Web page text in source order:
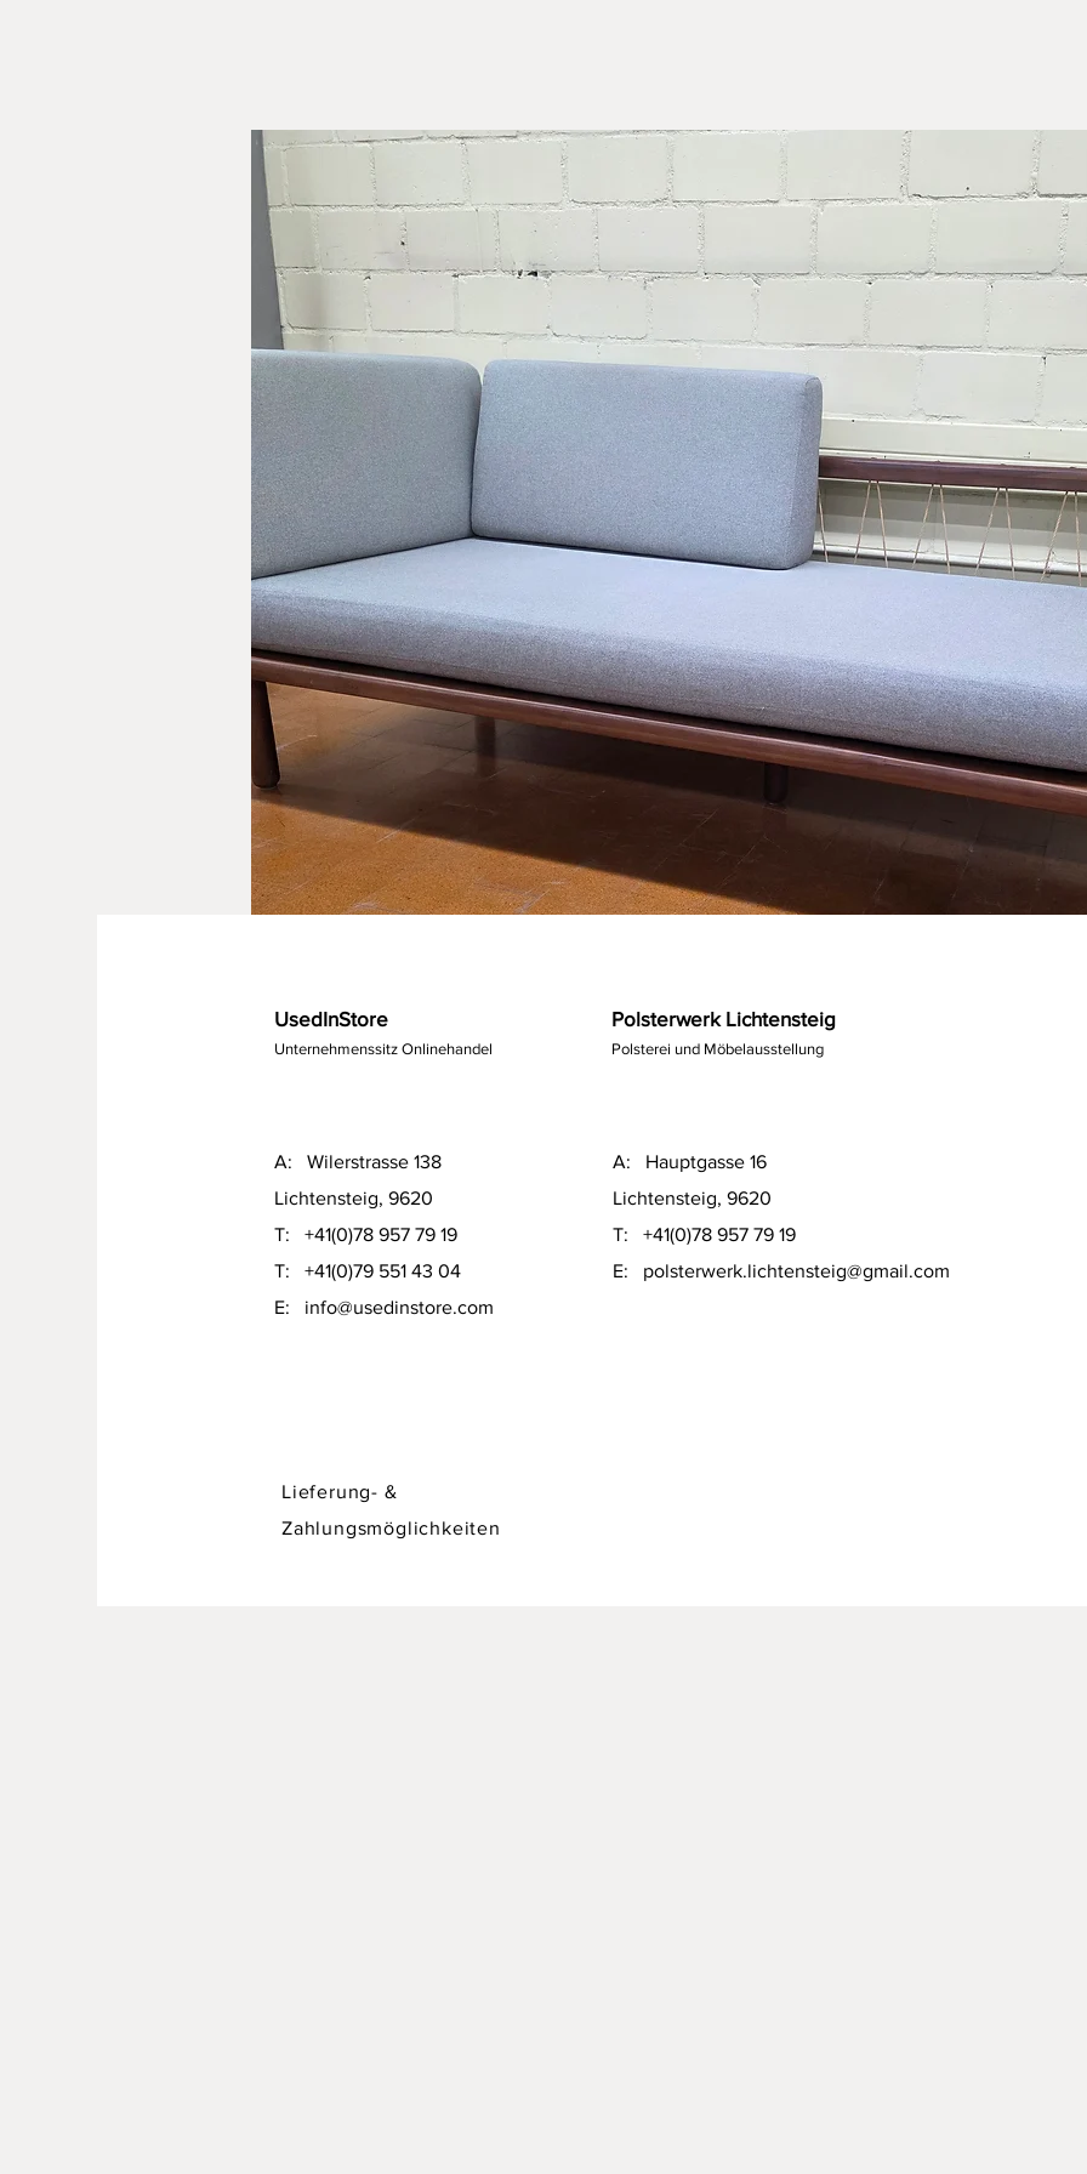
Schnellansicht
CHF 750.00
UsedInStore
Unternehmenssitz Onlinehandel
Polsterwerk Lichtensteig
Polsterei und Möbelausstellung
A: Wilerstrasse 138
Lichtensteig, 9620
T: +41(0)78 957 79 19​
T: +41(0)79 551 43 04
​E: info@usedinstore.com
A: Hauptgasse 16
Lichtensteig, 9620
T: +41(0)78 957 79 19
​E: polsterwerk.lichtensteig@gmail.com
Lieferung- &
Zahlungsmöglichkeiten